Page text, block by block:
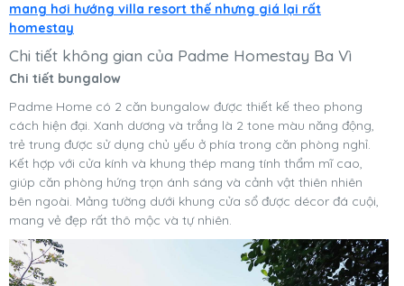
mang hơi hướng villa resort thế nhưng giá lại rất
homestay
Chi tiết không gian của Padme Homestay Ba Vì
Chi tiết bungalow
Padme Home có 2 căn bungalow được thiết kế theo phong
cách hiện đại. Xanh dương và trắng là 2 tone màu năng động,
trẻ trung được sử dụng chủ yếu ở phía trong căn phòng nghỉ.
Kết hợp với cửa kính và khung thép mang tính thẩm mĩ cao,
giúp căn phòng hứng trọn ánh sáng và cảnh vật thiên nhiên
bên ngoài. Mảng tường dưới khung cửa sổ được décor đá cuội,
mang vẻ đẹp rất thô mộc và tự nhiên.